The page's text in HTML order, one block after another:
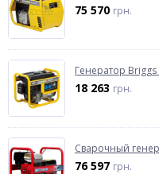
75 570 грн.
Генератор
18 263 грн.
Сварочный
76 597 грн.